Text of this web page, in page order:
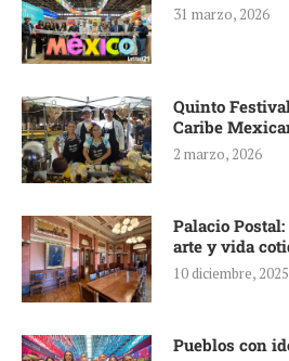
31 marzo, 2026
Quinto
Caribe
2 marzo, 2026
Palacio
arte y vida
10 diciembre, 2025
Pueblos con